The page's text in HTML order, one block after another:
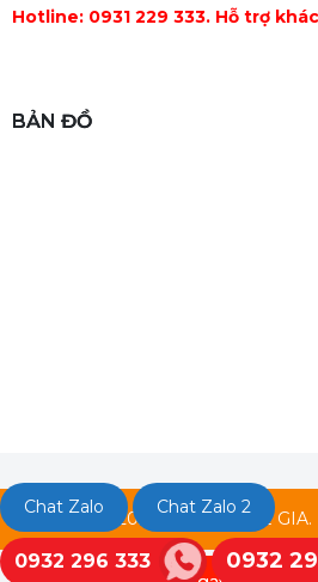
Hotline: 0931 229 333. Hỗ trợ
BẢN ĐỒ
© 2022 Copyright LE GIA.
Chat Zalo Chat Zalo 2
0932 296 333 0932